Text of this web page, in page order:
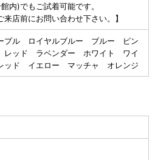
内)でもご試着可能です。
来店前にお問い合わせ下さい。】
プル ロイヤルブルー ブルー ピン
ッド ラベンダー ホワイト ワイ
ッド イエロー マッチャ オレンジ